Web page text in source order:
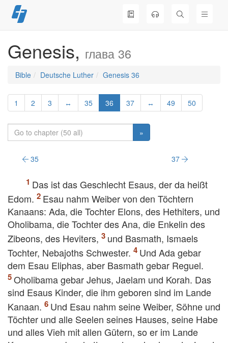
Skip
to
Genesis, глава 36
Bible Deutsche Luther Genesis 36
1 2 3 ↔ 35 36 37 ↔ 49 50
»
35 37
Das ist das Geschlecht Esaus, der da heißt
Edom.
Esau nahm Weiber von den Töchtern
Kanaans: Ada, die Tochter Elons, des Hethiters, und
Oholibama, die Tochter des Ana, die Enkelin des
Zibeons, des Heviters,
und Basmath, Ismaels
Tochter, Nebajoths Schwester.
Und Ada gebar
dem Esau Eliphas, aber Basmath gebar Reguel.
Oholibama gebar Jehus, Jaelam und Korah. Das
sind Esaus Kinder, die ihm geboren sind im Lande
Kanaan.
Und Esau nahm seine Weiber, Söhne und
Töchter und alle Seelen seines Hauses, seine Habe
und alles Vieh mit allen Gütern, so er im Lande